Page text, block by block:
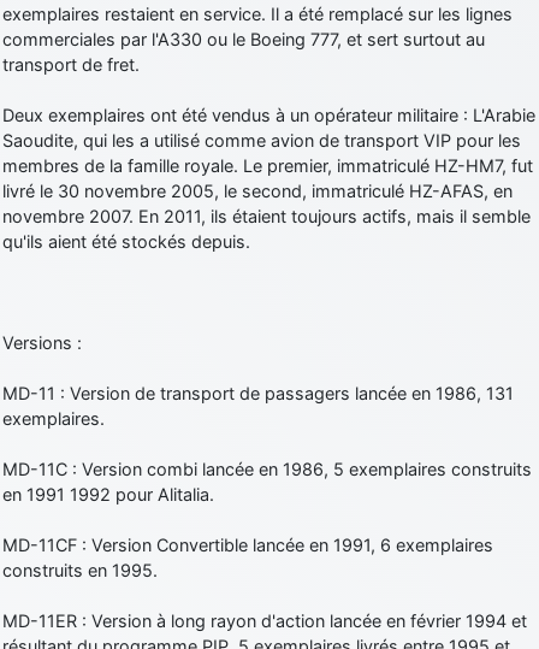
exemplaires restaient en service. Il a été remplacé sur les lignes
commerciales par l'A330 ou le Boeing 777, et sert surtout au
transport de fret.
Deux exemplaires ont été vendus à un opérateur militaire : L'Arabie
Saoudite, qui les a utilisé comme avion de transport VIP pour les
membres de la famille royale. Le premier, immatriculé HZ-HM7, fut
livré le 30 novembre 2005, le second, immatriculé HZ-AFAS, en
novembre 2007. En 2011, ils étaient toujours actifs, mais il semble
qu'ils aient été stockés depuis.
Versions :
MD-11 : Version de transport de passagers lancée en 1986, 131
exemplaires.
MD-11C : Version combi lancée en 1986, 5 exemplaires construits
en 1991 1992 pour Alitalia.
MD-11CF : Version Convertible lancée en 1991, 6 exemplaires
construits en 1995.
MD-11ER : Version à long rayon d'action lancée en février 1994 et